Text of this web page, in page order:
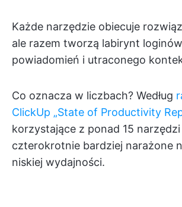
Każde narzędzie obiecuje
ale razem tworzą labirynt
powiadomień i utraconego
Co oznacza w liczbach? Według
ClickUp „State of Productivity
korzystające z ponad 15 narzędzi
czterokrotnie bardziej narażone
niskiej wydajności.